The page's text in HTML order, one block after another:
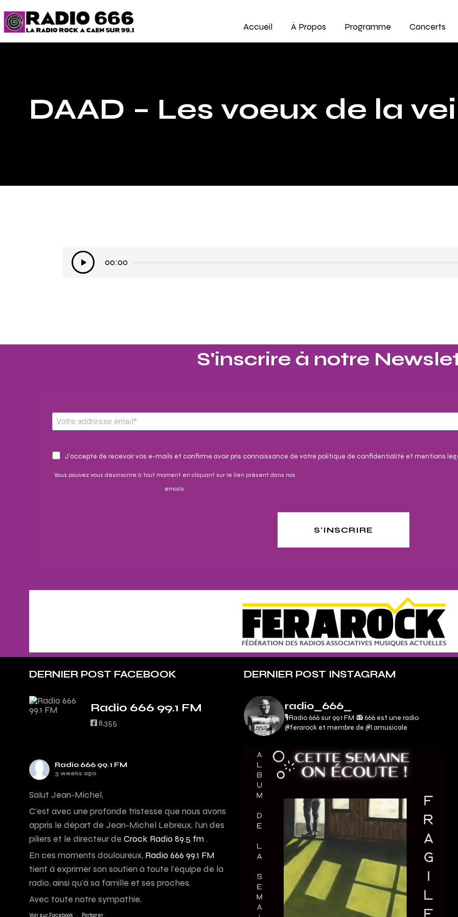
Accueil À Propos Programme Concerts
DAAD – Les voeux de la
Lecteur
audio
00:00
S'inscrire à notre
J'accepte de recevoir vos e-mails et confirme avoir pris connaissance de votre politique de confidentialité et mentions
Vous pouvez vous désinscrire à tout moment en cliquant sur le lien présent dans nos
emails.
S'INSCRIRE
DERNIER POST FACEBOOK
Radio 666 99.1 FM
8,355
Radio 666 99.1 FM
3 weeks ago
Salut Jean-Michel,
C’est avec une profonde tristesse que nous avons
appris le départ de Jean-Michel Lebreux, l’un des
piliers et le directeur de Crock Radio 89.5 fm .
En ces moments douloureux, Radio 666 99.1 FM
tient à exprimer son soutien à toute l’équipe de la
radio, ainsi qu’à sa famille et ses proches.
Avec toute notre sympathie,
Voir sur Facebook · Partager
DERNIER POST INSTAGRAM
radio_666_
🎙Radio 666 sur 99.1 FM 📻666 est une radio
@ferarock et membre de @l.amusicale